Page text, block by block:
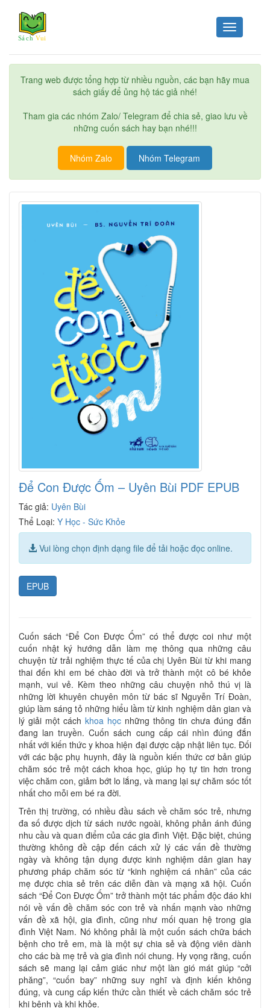
Toggle
navigation
Trang web được tổng hợp từ nhiều nguồn, các bạn hãy mua
sách giấy để ủng hộ tác giả nhé!
Tham gia các nhóm Zalo/ Telegram để chia sẻ, giao lưu về
những cuốn sách hay bạn nhé!!!
Nhóm Zalo Nhóm Telegram
Để Con Được Ốm – Uyên Bùi PDF EPUB
Tác giả: Uyên Bùi
Thể Loại: Y Học - Sức Khỏe
Vui lòng chọn định dạng file để tải hoặc đọc online.
EPUB
Cuốn sách “Để Con Được Ốm” có thể được coi như một
cuốn nhật ký hướng dẫn làm mẹ thông qua những câu
chuyện từ trải nghiệm thực tế của chị Uyên Bùi từ khi mang
thai đến khi em bé chào đời và trở thành một cô bé khỏe
mạnh, vui vẻ. Kèm theo những câu chuyện nhỏ thú vị là
những lời khuyên chuyên môn từ bác sĩ Nguyễn Trí Đoàn,
giúp làm sáng tỏ những hiểu lầm từ kinh nghiệm dân gian và
lý giải một cách khoa học những thông tin chưa đúng đắn
đang lan truyền. Cuốn sách cung cấp cái nhìn đúng đắn
nhất với kiến thức y khoa hiện đại được cập nhật liên tục. Đối
với các bậc phụ huynh, đây là nguồn kiến thức cơ bản giúp
chăm sóc trẻ một cách khoa học, giúp họ tự tin hơn trong
việc chăm con, giảm bớt lo lắng, và mang lại sự chăm sóc tốt
nhất cho mỗi em bé ra đời.
Trên thị trường, có nhiều đầu sách về chăm sóc trẻ, nhưng
đa số được dịch từ sách nước ngoài, không phản ánh đúng
nhu cầu và quan điểm của các gia đình Việt. Đặc biệt, chúng
thường không đề cập đến cách xử lý các vấn đề thường
ngày và không tận dụng được kinh nghiệm dân gian hay
phương pháp chăm sóc từ “kinh nghiệm cá nhân” của các
mẹ được chia sẻ trên các diễn đàn và mạng xã hội. Cuốn
sách “Để Con Được Ốm” trở thành một tác phẩm độc đáo khi
nói về vấn đề chăm sóc con trẻ và nhấn mạnh vào những
vấn đề xã hội, gia đình, cũng như mối quan hệ trong gia
đình Việt Nam. Nó không phải là một cuốn sách chữa bách
bệnh cho trẻ em, mà là một sự chia sẻ và động viên dành
cho các bà mẹ trẻ và gia đình nói chung. Hy vọng rằng, cuốn
sách sẽ mang lại cảm giác như một làn gió mát giúp “cởi
phăng”, “cuốn bay” những suy nghĩ và định kiến không
đúng, và cung cấp kiến thức cần thiết về cách chăm sóc trẻ
khi bệnh và khi khỏe.